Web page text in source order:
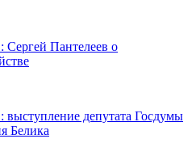
Сергей Пантелеев о
депутата Госдумы
Белика